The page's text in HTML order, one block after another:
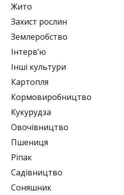
Жито
Захист рослин
Землеробство
Інтерв’ю
Інші культури
Картопля
Кормовиробництво
Кукурудза
Овочівництво
Пшениця
Ріпак
Садівництво
Соняшник